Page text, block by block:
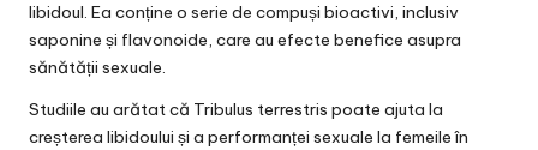
libidoul. Ea conține o serie de compuși bioactivi, inclusiv
saponine și flavonoide, care au efecte benefice asupra
sănătății sexuale.
Studiile au arătat că Tribulus terrestris poate ajuta la
creșterea libidoului și a performanței sexuale la femeile în